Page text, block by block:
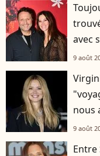
avec
9 août
nous
9 août
Entre